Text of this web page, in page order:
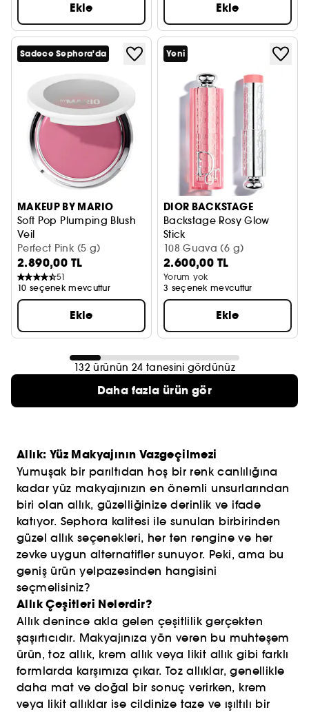
Ekle Ekle
Sadece Sephora'da
MAKEUP BY MARIO
Soft Pop Plumping Blush
Veil
Krem Allık
Perfect Pink (5 g)
2.890,00 TL
51
10 seçenek mevcuttur
Ekle
Yeni
DIOR BACKSTAGE
Backstage Rosy Glow
Stick
Stick Allık
108 Guava (6 g)
2.600,00 TL
Yorum yok
3 seçenek mevcuttur
Ekle
132 ürünün 24 tanesini gördünüz
Daha fazla ürün gör
Allık: Yüz Makyajının Vazgeçilmezi
Yumuşak bir parıltıdan hoş bir renk canlılığına
kadar yüz makyajınızın en önemli unsurlarından
biri olan allık, güzelliğinize derinlik ve ifade
katıyor. Sephora kalitesi ile sunulan birbirinden
güzel allık seçenekleri, her ten rengine ve her
zevke uygun alternatifler sunuyor. Peki, ama bu
geniş ürün yelpazesinden hangisini
seçmelisiniz?
Allık Çeşitleri Nelerdir?
Allık denince akla gelen çeşitlilik gerçekten
şaşırtıcıdır. Makyajınıza yön veren bu muhteşem
ürün, toz allık, krem allık veya likit allık gibi farklı
formlarda karşımıza çıkar. Toz allıklar, genellikle
daha mat ve doğal bir sonuç verirken, krem
veya likit allıklar ise cildinize taze ve ışıltılı bir